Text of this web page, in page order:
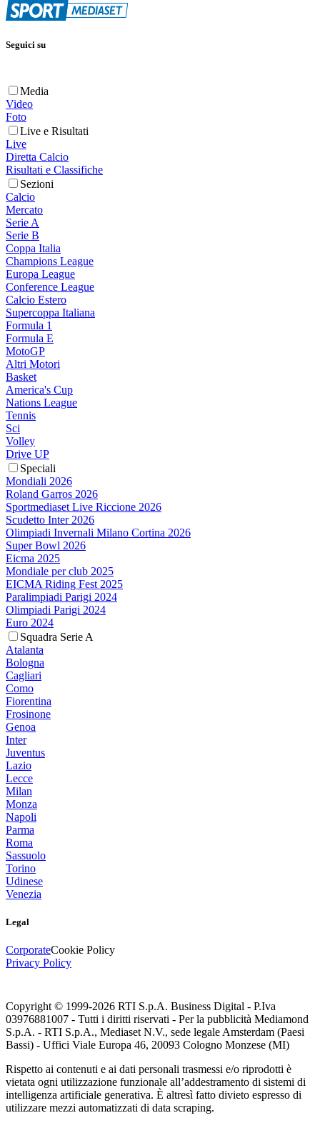
Seguici su
Media
Video
Foto
Live e Risultati
Live
Diretta Calcio
Risultati e Classifiche
Sezioni
Calcio
Mercato
Serie A
Serie B
Coppa Italia
Champions League
Europa League
Conference League
Calcio Estero
Supercoppa Italiana
Formula 1
Formula E
MotoGP
Altri Motori
Basket
America's Cup
Nations League
Tennis
Sci
Volley
Drive UP
Speciali
Mondiali 2026
Roland Garros 2026
Sportmediaset Live Riccione 2026
Scudetto Inter 2026
Olimpiadi Invernali Milano Cortina 2026
Super Bowl 2026
Eicma 2025
Mondiale per club 2025
EICMA Riding Fest 2025
Paralimpiadi Parigi 2024
Olimpiadi Parigi 2024
Euro 2024
Squadra Serie A
Atalanta
Bologna
Cagliari
Como
Fiorentina
Frosinone
Genoa
Inter
Juventus
Lazio
Lecce
Milan
Monza
Napoli
Parma
Roma
Sassuolo
Torino
Udinese
Venezia
Legal
CorporateCookie Policy
Privacy Policy
Copyright © 1999-2026 RTI S.p.A. Business Digital - P.Iva
03976881007 - Tutti i diritti riservati - Per la pubblicità Mediamond
S.p.A. - RTI S.p.A., Mediaset N.V., sede legale Amsterdam (Paesi
Bassi) - Uffici Viale Europa 46, 20093 Cologno Monzese (MI)
Rispetto ai contenuti e ai dati personali trasmessi e/o riprodotti è
vietata ogni utilizzazione funzionale all’addestramento di sistemi di
intelligenza artificiale generativa. È altresì fatto divieto espresso di
utilizzare mezzi automatizzati di data scraping.